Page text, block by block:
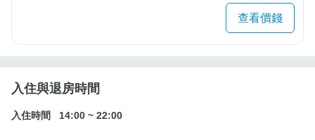
查看價錢
入住與退房時間
入住時間 14:00 ~ 22:00